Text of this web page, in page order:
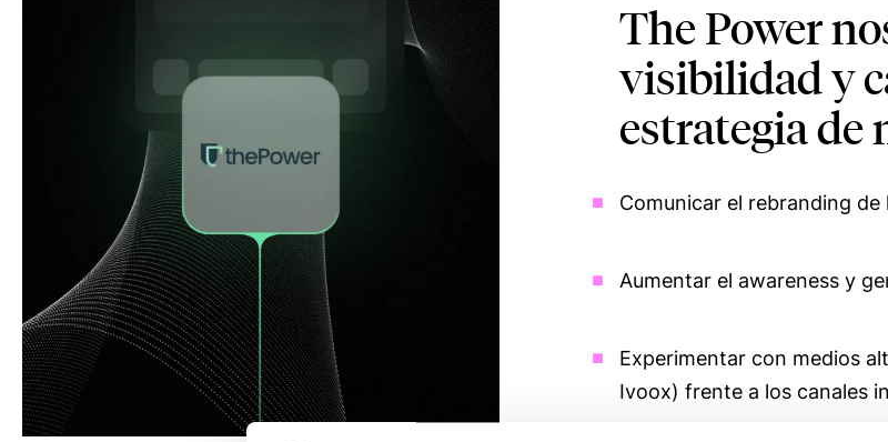
The Power
visibilidad y
estrategia de
Comunicar el rebranding
Aumentar el awareness y
Experimentar con medios
Ivoox) frente a los canales